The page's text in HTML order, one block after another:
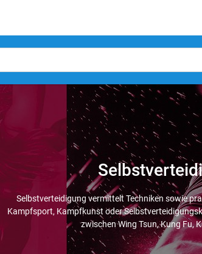
Selbstverteidigung vermittelt Techniken sowie
Kampfsport, Kampfkunst oder
zwischen Wing Tsun, Kung Fu,